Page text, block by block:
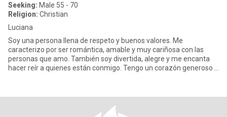
Seeking: Male 55 - 70
Religion: Christian
Luciana
Soy una persona llena de respeto y buenos valores. Me
caracterizo por ser romántica, amable y muy cariñosa con las
personas que amo. También soy divertida, alegre y me encanta
hacer reír a quienes están conmigo. Tengo un corazón generoso y